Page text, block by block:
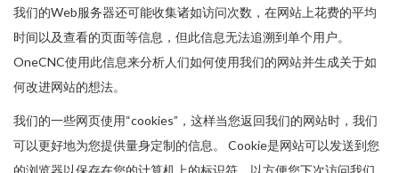
我们的Web服务器还可能收集诸如访问次数，在网站上花费的平均
时间以及查看的页面等信息，但此信息无法追溯到单个用户。
OneCNC使用此信息来分析人们如何使用我们的网站并生成关于如
何改进网站的想法。
我们的一些网页使用“cookies”，这样当您返回我们的网站时，我们
可以更好地为您提供量身定制的信息。 Cookie是网站可以发送到您
的浏览器以保存在您的计算机上的标识符，以方便您下次访问我们